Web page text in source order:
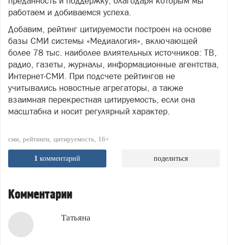
работаем и добиваемся успеха.
Добавим, рейтинг цитируемости построен на основе
базы СМИ системы «Медиалогия», включающей
более 78 тыс. наиболее влиятельных источников: ТВ,
радио, газеты, журналы, информационные агентства,
Интернет-СМИ. При подсчете рейтингов не
учитывались новостные агрегаторы, а также
взаимная перекрестная цитируемость, если она
масштабна и носит регулярный характер.
сми рейтинги цитируемость 16+
1 комментарий поделиться
Комментарии
Татьяна